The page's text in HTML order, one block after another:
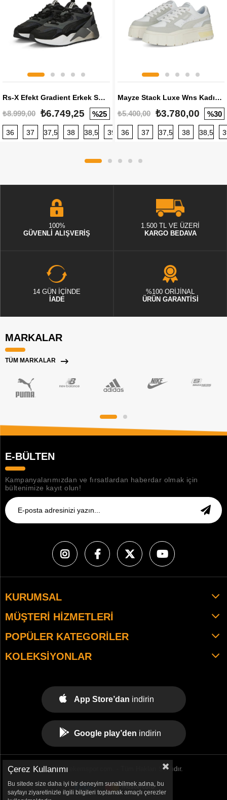
Rs-X Efekt Gradient Erkek Sneaker
₺8.999,00 ₺6.749,25 %25
36 37 37,5 38 38,5 39 40 40,5 41 42 42,5
Mayze Stack Luxe Wns Kadın Sneaker
₺5.400,00 ₺3.780,00 %30
36 37 37,5 38 38,5
100%
GÜVENLİ ALIŞVERİŞ
1.500 TL VE ÜZERİ
KARGO BEDAVA
14 GÜN İÇİNDE
İADE
%100 ORİJİNAL
ÜRÜN GARANTİSİ
MARKALAR
TÜM MARKALAR
E-BÜLTEN
Kampanyalarımızdan ve fırsatlardan haberdar olmak için
bültenimize kayıt olun!
KURUMSAL
MÜŞTERI HIZMETLERI
POPÜLER KATEGORILER
KOLEKSIYONLAR
App Store’dan indirin
Google play’den indirin
© 2021 tekemspor.com. - Tüm Hakları Saklıdır.
Çerez Kullanımı
Bu sitede size daha iyi bir deneyim sunabilmek adına, bu
sayfayı ziyaretinizle ilgili bilgileri toplamak amaçlı çerezler